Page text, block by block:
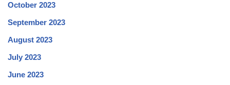
October 2023
September 2023
August 2023
July 2023
June 2023